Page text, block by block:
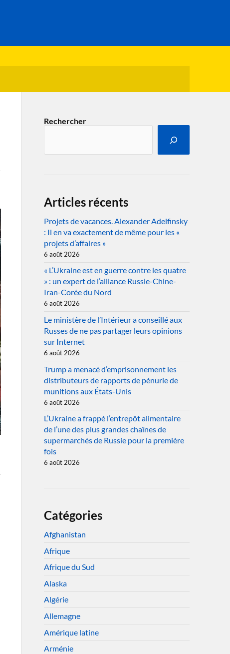
Rechercher
Articles récents
Projets de vacances. Alexander Adelfinsky
: Il en va exactement de même pour les «
projets d’affaires »
6 août 2026
« L’Ukraine est en guerre contre les quatre
» : un expert de l’alliance Russie-Chine-
Iran-Corée du Nord
6 août 2026
Le ministère de l’Intérieur a conseillé aux
Russes de ne pas partager leurs opinions
sur Internet
6 août 2026
Trump a menacé d’emprisonnement les
distributeurs de rapports de pénurie de
munitions aux États-Unis
6 août 2026
L’Ukraine a frappé l’entrepôt alimentaire
de l’une des plus grandes chaînes de
supermarchés de Russie pour la première
fois
6 août 2026
Catégories
Afghanistan
Afrique
Afrique du Sud
Alaska
Algérie
Allemagne
Amérique latine
Arménie